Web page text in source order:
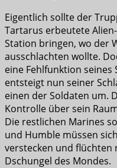
Eigentlich sollte der
Tartarus erbeutete
Station bringen, wo der
ausschlachten wollte.
eine Fehlfunktion seines
entsteigt nun seiner
einen der Soldaten um.
Kontrolle über sein
Die restlichen Marines
und Humble müssen
verstecken und flüchten
Dschungel des Mondes.